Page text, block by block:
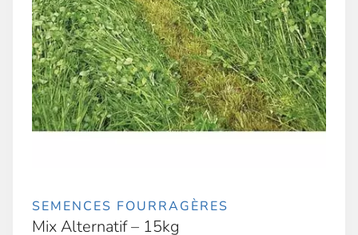
SEMENCES FOURRAGÈRES
Mix Alternatif – 15kg